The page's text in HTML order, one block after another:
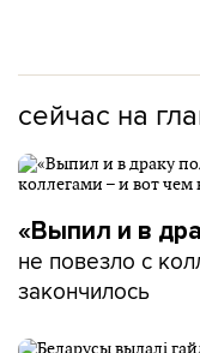
сейчас на
«Выпил и в
не повезло с
закончилось